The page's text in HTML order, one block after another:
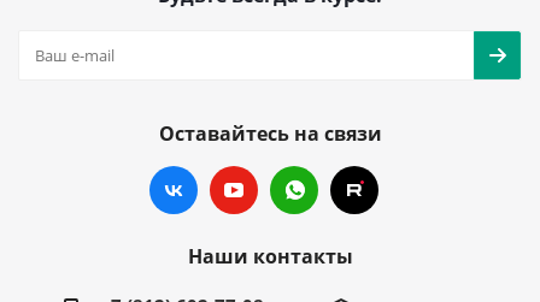
Оставайтесь на связи
Наши контакты